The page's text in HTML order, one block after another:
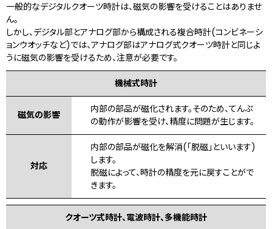
一般的なデジタルクオーツ時計は、磁気の影響を受けることはありませ
ん。
しかし、デジタル部とアナログ部から構成される複合時計(コンビネーシ
ョンウオッチなど)では、アナログ部はアナログ式クオーツ時計と同じよ
うに磁気の影響を受けるため、注意が必要です。
機械式時計
磁気の影響
内部の部品が磁化されます。そのため、てんぷ
の動作が影響を受け、精度に問題が生じます。
対応
内部の部品が磁化を解消(「脱磁」といいます)
します。
脱磁によって、時計の精度を元に戻すことがで
きます。
クオーツ式時計、電波時計、多機能時計